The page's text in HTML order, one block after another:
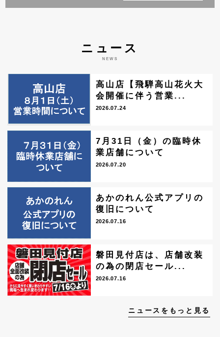
ニュース
NEWS
高山店【飛騨高山花火大
会開催に伴う営業...
2026.07.24
7月31日（金）の臨時休
業店舗について
2026.07.20
あかのれん公式アプリの
復旧について
2026.07.16
磐田見付店は、店舗改装
の為の閉店セール...
2026.07.16
ニュースをもっと見る